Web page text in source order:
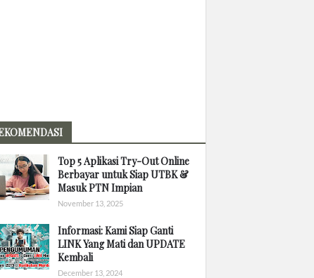
Top 5 Aplikasi Try-Out Online
Berbayar untuk Siap UTBK &
Masuk PTN Impian
November 13, 2025
Informasi: Kami Siap Ganti
LINK Yang Mati dan UPDATE
Kembali
December 13, 2024